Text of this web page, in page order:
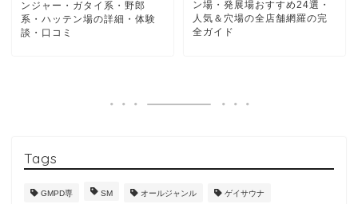
ンジャー・ガタイ系・野郎
系・ハッテン場の詳細・体験
談・口コミ
ン場・発展場おすすめ24選・
人気＆穴場の全店舗網羅の完
全ガイド
Tags
GMPD専 SM オールジャンル ゲイサウナ